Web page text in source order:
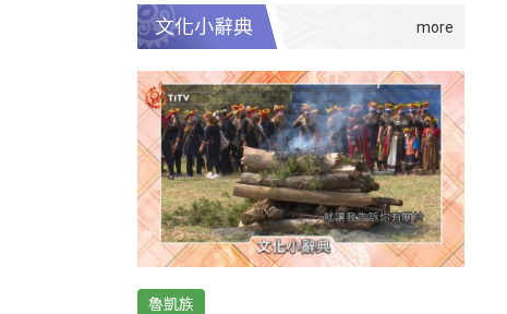
文化小辭典
魯凱族